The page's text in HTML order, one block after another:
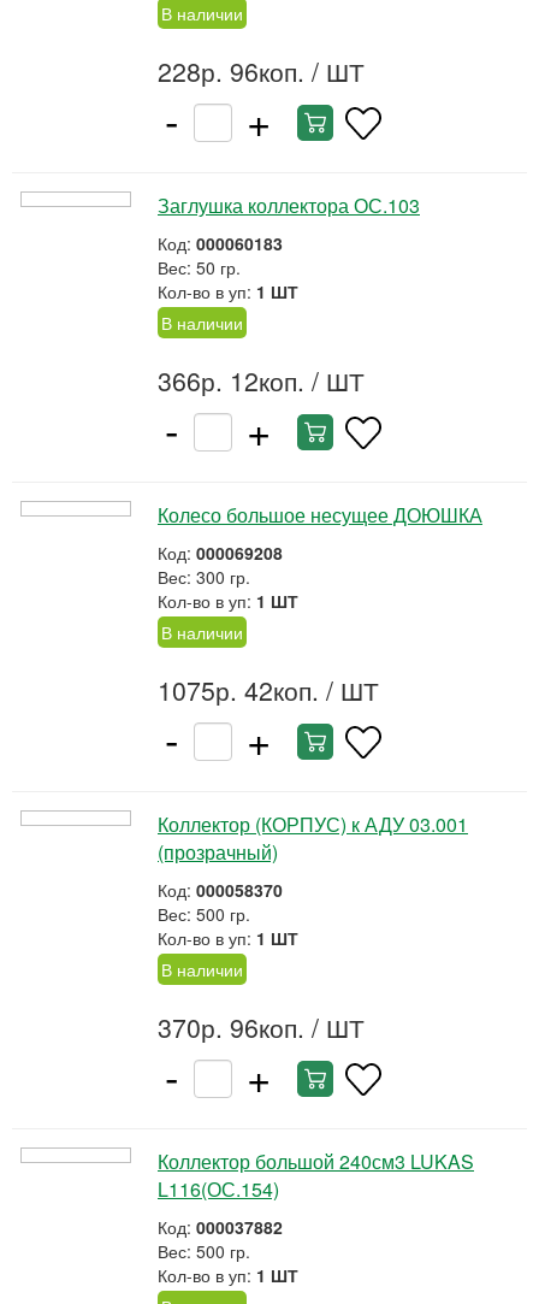
В наличии
228р. 96коп. / ШТ
- +
Заглушка коллектора ОС.103
Код: 000060183
Вес: 50 гр.
Кол-во в уп: 1 ШТ
В наличии
366р. 12коп. / ШТ
- +
Колесо большое несущее ДОЮШКА
Код: 000069208
Вес: 300 гр.
Кол-во в уп: 1 ШТ
В наличии
1075р. 42коп. / ШТ
- +
Коллектор (КОРПУС) к АДУ 03.001
(прозрачный)
Код: 000058370
Вес: 500 гр.
Кол-во в уп: 1 ШТ
В наличии
370р. 96коп. / ШТ
- +
Коллектор большой 240см3 LUKAS
L116(ОС.154)
Код: 000037882
Вес: 500 гр.
Кол-во в уп: 1 ШТ